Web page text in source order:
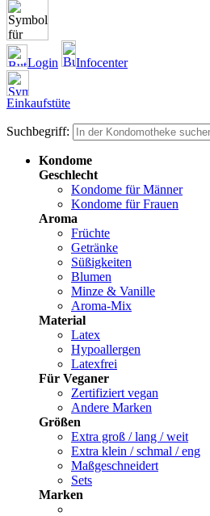
Login Infocenter
Einkaufstüte
Suchbegriff:
Kondome
Geschlecht
Kondome für Männer
Kondome für Frauen
Aroma
Früchte
Getränke
Süßigkeiten
Blumen
Minze & Vanille
Aroma-Mix
Material
Latex
Hypoallergen
Latexfrei
Für Veganer
Zertifiziert vegan
Andere Marken
Größen
Extra groß / lang / weit
Extra klein / schmal / eng
Maßgeschneidert
Sets
Marken